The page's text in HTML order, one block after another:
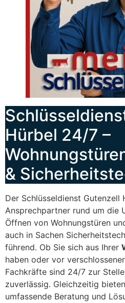
Hürbel 24/7 –
&
Der Schlüsseldienst
Ansprechpartner rund um die
Öffnen von Wohnungstüren
auch in Sachen
führend. Ob Sie sich aus Ihrer
haben oder vor
Fachkräfte sind 24/7 zur
zuverlässig. Gleichzeitig
umfassende Beratung und